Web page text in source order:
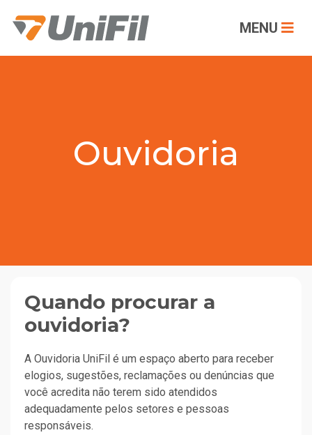
MENU
Ouvidoria
Quando procurar a
ouvidoria?
A Ouvidoria UniFil é um espaço aberto para receber
elogios, sugestões, reclamações ou denúncias que
você acredita não terem sido atendidos
adequadamente pelos setores e pessoas
responsáveis.